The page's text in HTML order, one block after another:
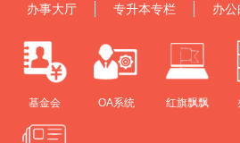
办事大厅
专升本专栏 办公
基金会 OA系统 红旗飘飘